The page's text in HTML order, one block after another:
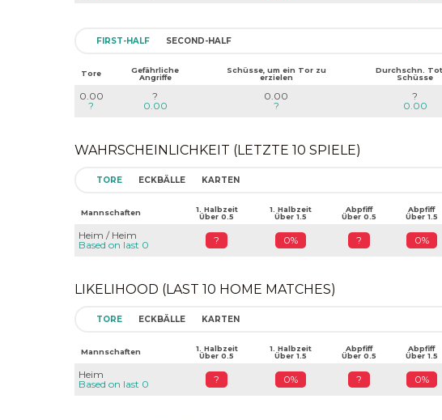
FIRST-HALF SECOND-HALF
Tore
Gefährliche
Angriffe
Schüsse, um ein Tor zu
erzielen
Durchschn.
Schüsse
0.00
?
?
0.00
0.00
?
?
0.00
WAHRSCHEINLICHKEIT (LETZTE 10 SPIELE)
TORE ECKBÄLLE KARTEN
Mannschaften
1. Halbzeit
Über 0.5
1. Halbzeit
Über 1.5
Abpfiff
Über 0.5
Abpfiff
Über 1.5
Heim / Heim
Based on last 0
? 0% ? 0%
LIKELIHOOD (LAST 10 HOME MATCHES)
TORE ECKBÄLLE KARTEN
Mannschaften
1. Halbzeit
Über 0.5
1. Halbzeit
Über 1.5
Abpfiff
Über 0.5
Abpfiff
Über 1.5
Heim
Based on last 0
? 0% ? 0%